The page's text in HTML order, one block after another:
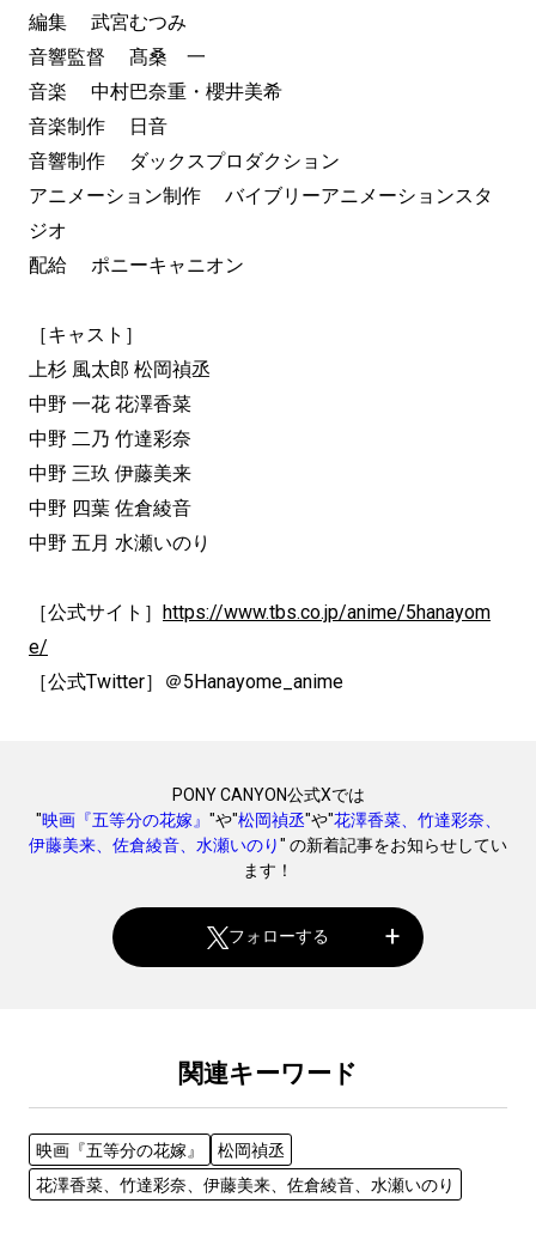
編集 武宮むつみ
音響監督 髙桑 一
音楽 中村巴奈重・櫻井美希
音楽制作 日音
音響制作 ダックスプロダクション
アニメーション制作 バイブリーアニメーションスタ
ジオ
配給 ポニーキャニオン
［キャスト］
上杉 風太郎 松岡禎丞
中野 一花 花澤香菜
中野 二乃 竹達彩奈
中野 三玖 伊藤美来
中野 四葉 佐倉綾音
中野 五月 水瀬いのり
［公式サイト］ https://www.tbs.co.jp/anime/5hanayom
e/
［公式Twitter］＠5Hanayome_anime
PONY CANYON公式Xでは
"映画『五等分の花嫁』 "や"松岡禎丞"や"花澤香菜、竹達彩奈、
伊藤美来、佐倉綾音、水瀬いのり" の新着記事をお知らせしてい
ます！
フォローする
関連キーワード
映画『五等分の花嫁』
松岡禎丞
花澤香菜、竹達彩奈、伊藤美来、佐倉綾音、水瀬いのり